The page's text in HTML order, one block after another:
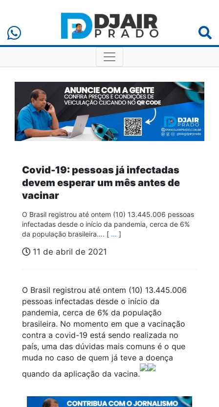
Covid-19: pessoas já infectadas
devem esperar um mês antes de
vacinar
O Brasil registrou até ontem (10) 13.445.006 pessoas
infectadas desde o início da pandemia, cerca de 6%
da população brasileira…. [ … ]
11 de abril de 2021
O Brasil registrou até ontem (10) 13.445.006
pessoas infectadas desde o início da
pandemia, cerca de 6% da população
brasileira. No momento em que a vacinação
contra a covid-19 está sendo realizada no
país, uma das dúvidas mais comuns é o que
muda no caso de quem já teve a doença
quando da aplicação da vacina.